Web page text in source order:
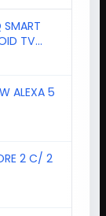
TV
ALEXA 5
2 C/ 2